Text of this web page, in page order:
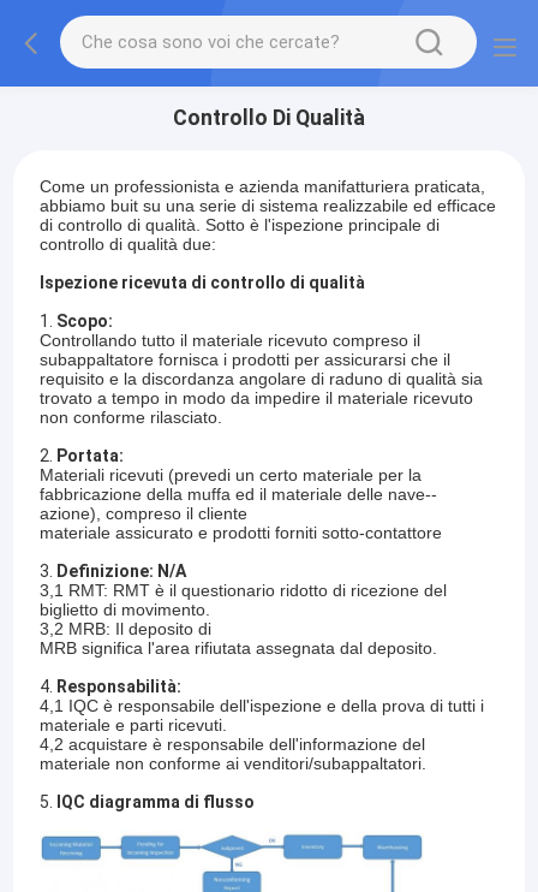
Controllo Di Qualità
Come un professionista e azienda manifatturiera praticata,
abbiamo buit su una serie di sistema realizzabile ed efficace
di controllo di qualità. Sotto è l'ispezione principale di
controllo di qualità due:
Ispezione ricevuta di controllo di qualità
1. Scopo:
Controllando tutto il materiale ricevuto compreso il
subappaltatore fornisca i prodotti per assicurarsi che il
requisito e la discordanza angolare di raduno di qualità sia
trovato a tempo in modo da impedire il materiale ricevuto
non conforme rilasciato.
2.
Portata:
Materiali ricevuti (prevedi un certo materiale per la
fabbricazione della muffa ed il materiale delle nave--
azione), compreso il cliente
materiale assicurato e prodotti forniti sotto-contattore
3.
Definizione: N/A
3,1 RMT: RMT è il questionario ridotto di ricezione del
biglietto di movimento.
3,2 MRB: Il deposito di
MRB significa l'area rifiutata assegnata dal deposito.
4. Responsabilità:
4,1 IQC è responsabile dell'ispezione e della prova di tutti i
materiale e parti ricevuti.
4,2 acquistare è responsabile dell'informazione del
materiale non conforme ai venditori/subappaltatori.
5.
IQC diagramma di flusso